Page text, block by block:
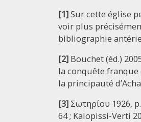
[1]Sur cette église
voir plus
bibliographie
[2] Bouchet (éd.)
la conquête
la principauté
[3] Σωτηρίου 1926,
64 ; Kalopissi-Verti